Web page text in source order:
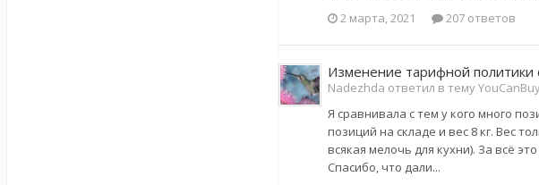
2 марта, 2021
207 ответов
Изменение тарифной политики
Nadezhda ответил в тему
Я сравнивала с тем у кого много
позиций на складе и вес 8 кг. Вес
всякая мелочь для кухни). За всё
Спасибо, что дали...